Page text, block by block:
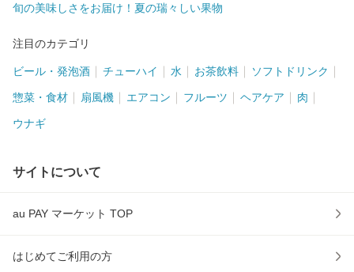
旬の美味しさをお届け！夏の瑞々しい果物
注目のカテゴリ
ビール・発泡酒 チューハイ 水 お茶飲料 ソフトドリンク
惣菜・食材 扇風機 エアコン フルーツ ヘアケア 肉
ウナギ
サイトについて
au PAY マーケット TOP
はじめてご利用の方